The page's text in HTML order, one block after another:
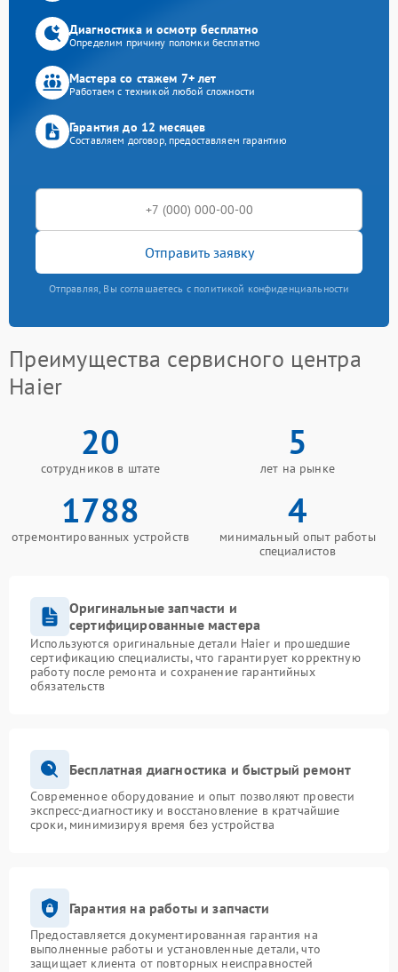
Диагностика и осмотр бесплатно
Определим причину поломки бесплатно
Мастера со стажем 7+ лет
Работаем с техникой любой сложности
Гарантия до 12 месяцев
Составляем договор, предоставляем гарантию
Отправить заявку
Отправляя, Вы соглашаетесь с политикой конфиденциальности
Преимущества сервисного центра
Haier
20
сотрудников в штате
5
лет на рынке
1788
отремонтированных устройств
4
минимальный опыт работы
специалистов
Оригинальные запчасти и
сертифицированные мастера
Используются оригинальные детали Haier и прошедшие
сертификацию специалисты, что гарантирует корректную
работу после ремонта и сохранение гарантийных
обязательств
Бесплатная диагностика и быстрый ремонт
Современное оборудование и опыт позволяют провести
экспресс-диагностику и восстановление в кратчайшие
сроки, минимизируя время без устройства
Гарантия на работы и запчасти
Предоставляется документированная гарантия на
выполненные работы и установленные детали, что
защищает клиента от повторных неисправностей